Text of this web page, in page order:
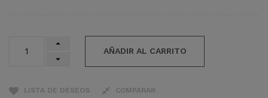
AÑADIR AL CARRITO
LISTA DE DESEOS COMPARAR